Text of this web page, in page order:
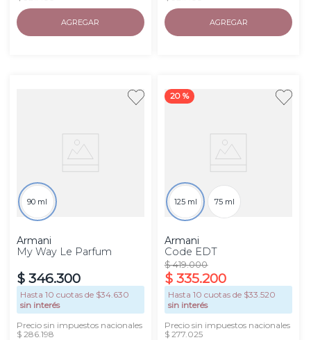
AGREGAR AGREGAR
90 ml
Armani
My Way Le Parfum
$ 346.300
Hasta 10 cuotas de $34.630
sin interés
Precio sin impuestos nacionales
$ 286.198
20 %
125 ml 75 ml
Armani
Code EDT
$ 419.000
$ 335.200
Hasta10 cuotas de $33.520
sin interés
Precio sin impuestos nacionales
$ 277.025